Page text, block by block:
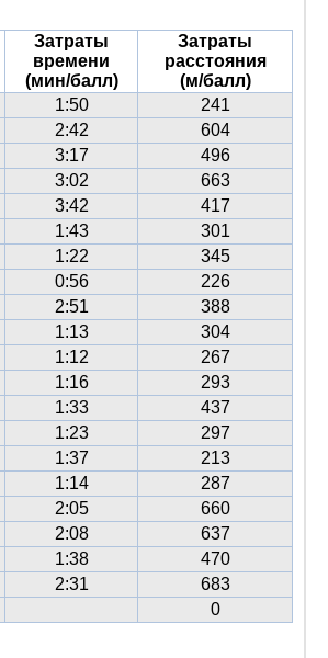
Затраты
времени
(мин/балл)
Затраты
расстояния
(м/балл)
1:50
241
2:42
604
3:17
496
3:02
663
3:42
417
1:43
301
1:22
345
0:56
226
2:51
388
1:13
304
1:12
267
1:16
293
1:33
437
1:23
297
1:37
213
1:14
287
2:05
660
2:08
637
1:38
470
2:31
683
0